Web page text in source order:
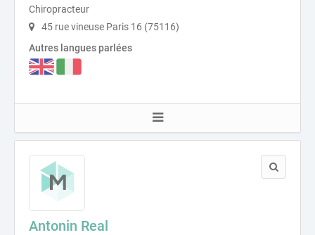
Chiropracteur
45 rue vineuse Paris 16 (75116)
Autres langues parlées
Antonin Real